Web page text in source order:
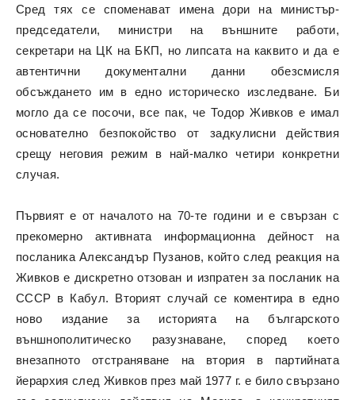
Сред тях се споменават имена дори на министър-
председатели, министри на външните работи,
секретари на ЦК на БКП, но липсата на каквито и да е
автентични документални данни обезсмисля
обсъждането им в едно историческо изследване. Би
могло да се посочи, все пак, че Тодор Живков е имал
основателно безпокойство от задкулисни действия
срещу неговия режим в най-малко четири конкретни
случая.
Първият е от началото на 70-те години и е свързан с
прекомерно активната информационна дейност на
посланика Александър Пузанов, който след реакция на
Живков е дискретно отзован и изпратен за посланик на
СССР в Кабул. Вторият случай се коментира в едно
ново издание за историята на българското
външнополитическо разузнаване, според което
внезапното отстраняване на втория в партийната
йерархия след Живков през май 1977 г. е било свързано